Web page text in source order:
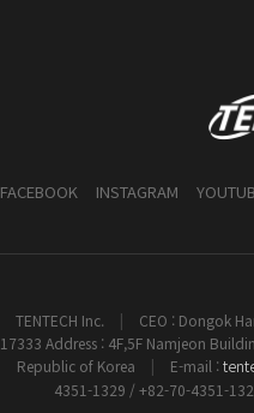
FACEBOOK INSTAGRAM
TENTECH Inc. | CEO : Dongok
17333 Address : 4F,5F Namjeon
Republic of Korea
| E-mail :
4351-1329 / +82-70-4351-